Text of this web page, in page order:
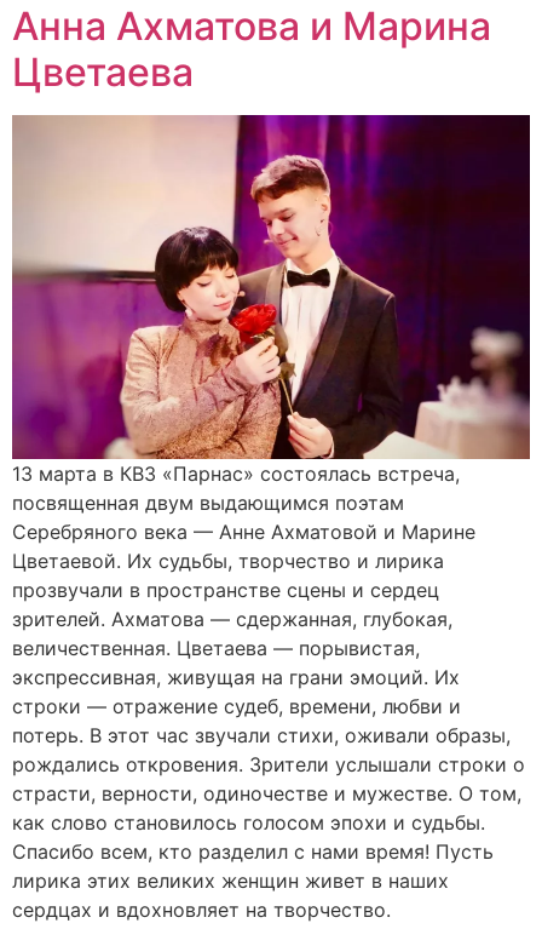
Анна Ахматова и Марина
Цветаева
13 марта в КВЗ «Парнас» состоялась встреча,
посвященная двум выдающимся поэтам
Серебряного века — Анне Ахматовой и Марине
Цветаевой. Их судьбы, творчество и лирика
прозвучали в пространстве сцены и сердец
зрителей. Ахматова — сдержанная, глубокая,
величественная. Цветаева — порывистая,
экспрессивная, живущая на грани эмоций. Их
строки — отражение судеб, времени, любви и
потерь. В этот час звучали стихи, оживали образы,
рождались откровения. Зрители услышали строки о
страсти, верности, одиночестве и мужестве. О том,
как слово становилось голосом эпохи и судьбы.
Спасибо всем, кто разделил с нами время! Пусть
лирика этих великих женщин живет в наших
сердцах и вдохновляет на творчество.